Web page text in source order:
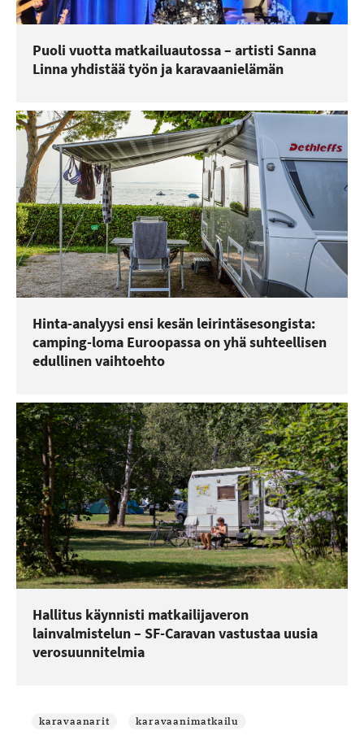
Puoli vuotta matkailuautossa – artisti Sanna
Linna yhdistää työn ja karavaanielämän
Hinta-analyysi ensi kesän leirintäsesongista:
camping-loma Euroopassa on yhä suhteellisen
edullinen vaihtoehto
Hallitus käynnisti matkailijaveron
lainvalmistelun – SF-Caravan vastustaa uusia
verosuunnitelmia
karavaanarit karavaanimatkailu